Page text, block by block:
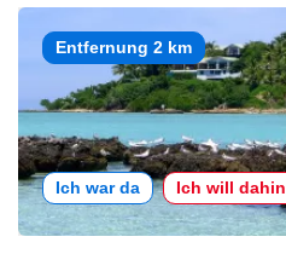
Entfernung 2 km
Ich war da Ich will dahin